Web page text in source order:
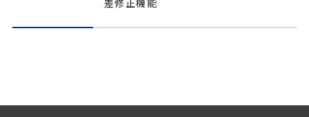
差修正機能